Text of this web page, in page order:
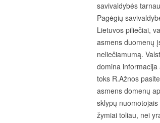
savivaldybės
Pagėgių
Lietuvos piliečiai,
asmens duomenų
neliečiamumą.
domina
toks R.Ažnos
asmens domenų
sklypų
žymiai toliau, nei